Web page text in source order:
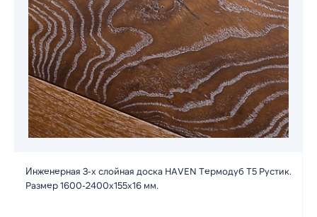
Инженерная 3-х слойная доска HAVEN Термодуб Т5 Рустик.
Размер 1600-2400х155х16 мм.